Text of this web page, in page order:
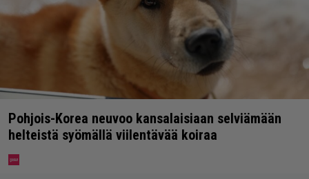
Pohjois-Korea neuvoo kansalaisiaan selviämään
helteistä syömällä viilentävää koiraa